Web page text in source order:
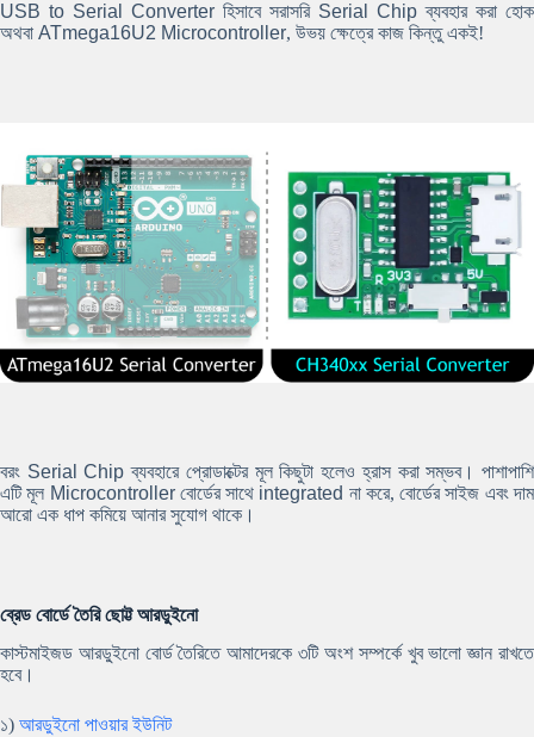
USB to Serial Converter হিসাবে সরাসরি Serial Chip ব্যবহার করা হোক
অথবা ATmega16U2 Microcontroller, উভয় ক্ষেত্রে কাজ কিন্তু একই!
বরং Serial Chip ব্যবহারে প্রোডাক্টের মূল কিছুটা হলেও হ্রাস করা সম্ভব। পাশাপাশি
এটি মূল Microcontrollerবোর্ডের সাথে integrated না করে, বোর্ডের সাইজ এবং দাম
আরো এক ধাপ কমিয়ে আনার সুযোগ থাকে।
ব্রেড বোর্ডে তৈরি ছোট্ট আরডুইনো
কাস্টমাইজড আরডু্‌ইনো বোর্ড তৈরিতে আমাদেরকে ৩টি অংশ সম্পর্কে খুব ভালো জ্ঞান রাখতে
হবে।
১) আরডুইনো পাওয়ার ইউনিট